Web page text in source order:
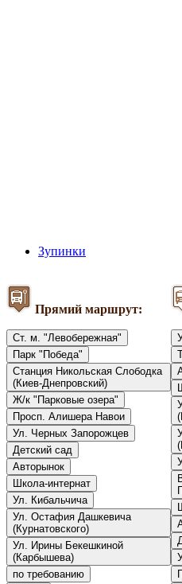
Зупинки
Прямий маршрут:
Ст. м. "Левобережная"
Парк "Победа"
Станция Никольская Слободка
(Киев-Днепровский)
Ж/к "Парковые озера"
Просп. Алишера Навои
Ул. Черных Запорожцев
Детский сад
Авторынок
Школа-интернат
Ул. Кибальчича
Ул. Остафия Дашкевича
(Курнатовского)
Ул. Ирины Бекешкиной
(Карбышева)
по требованию